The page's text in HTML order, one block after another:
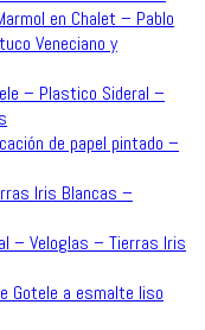
en Chalet – Pablo
Veneciano y
– Plastico Sideral –
de papel pintado –
Iris Blancas –
– Veloglas – Tierras Iris
Gotele a esmalte liso